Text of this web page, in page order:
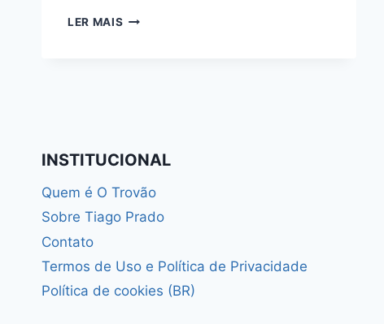
LER MAIS RECURSOS
DE
DE
INSTITUCIONAL
Quem é O Trovão
Sobre Tiago Prado
Contato
Termos de Uso e Política de Privacidade
Política de cookies (BR)